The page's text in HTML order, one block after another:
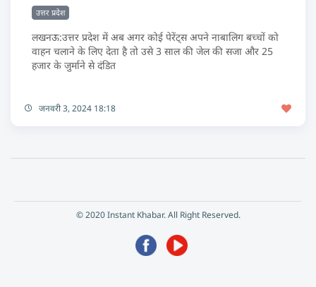
उत्तर प्रदेश
लखनऊ:उत्तर प्रदेश में अब अगर कोई पेरेंट्स अपने नाबालिग बच्चों को
वाहन चलाने के लिए देता है तो उसे 3 साल की जेल की सजा और 25
हजार के जुर्माने से दंडित
जनवरी 3, 2024 18:18
© 2020 Instant Khabar. All Right Reserved.